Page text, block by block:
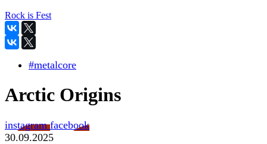
Rock is Fest
#metalcore
Arctic Origins
instagramfacebook
30.09.2025